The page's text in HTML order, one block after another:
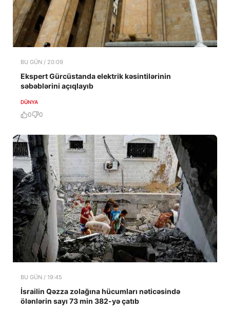
BU GÜN / 20:09
Ekspert Gürcüstanda elektrik kəsintilərinin
səbəblərini açıqlayıb
DÜNYA
0 0
BU GÜN / 19:45
İsrailin Qəzza zolağına hücumları nəticəsində
ölənlərin sayı 73 min 382-yə çatıb